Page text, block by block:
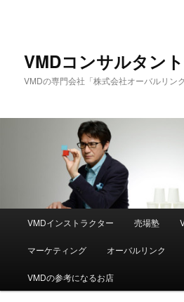
VMDコンサルタン
VMDの専門会社「株式会社オーバルリン
ュ
VMDインストラクター 売場塾
マーケティング オーバルリンク
VMDの参考になるお店